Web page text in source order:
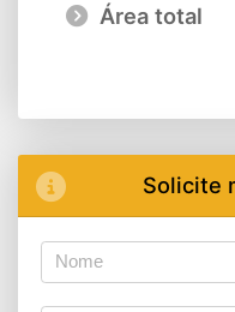
Área total
Solicite